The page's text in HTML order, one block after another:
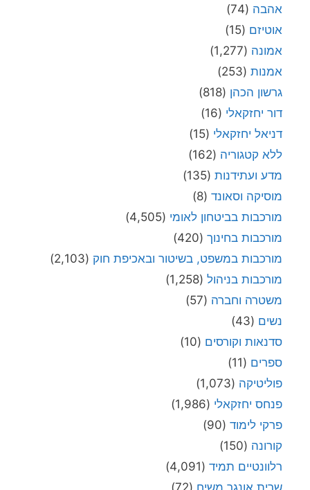
אהבה (74)
אוטיזם (15)
אמונה (1,277)
אמנות (253)
גרשון הכהן (818)
דור יחזקאלי (16)
דניאל יחזקאלי (15)
ללא קטגוריה (162)
מדע ועתידנות (135)
מוסיקה וסאונד (8)
מורכבות בביטחון לאומי (4,505)
מורכבות בחינוך (420)
מורכבות במשפט, בשיטור ובאכיפת חוק (2,103)
מורכבות בניהול (1,258)
משטרה וחברה (57)
נשים (43)
סדנאות וקורסים (10)
ספרים (11)
פוליטיקה (1,073)
פנחס יחזקאלי (1,986)
פרקי לימוד (90)
קורונה (150)
רלוונטיים תמיד (4,091)
שרית אונגר משיח (72)